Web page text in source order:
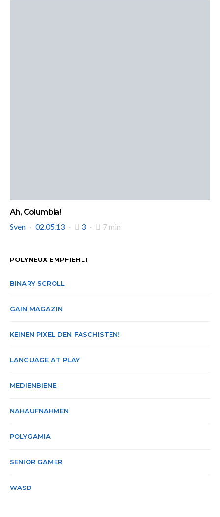
Ah, Columbia!
Sven
02.05.13 3 7 min
POLYNEUX EMPFIEHLT
BINARY SCROLL
GAIN MAGAZIN
KEINEN PIXEL DEN FASCHISTEN!
LANGUAGE AT PLAY
MEDIENBIENE
NAHAUFNAHMEN
POLYGAMIA
SENIOR GAMER
WASD